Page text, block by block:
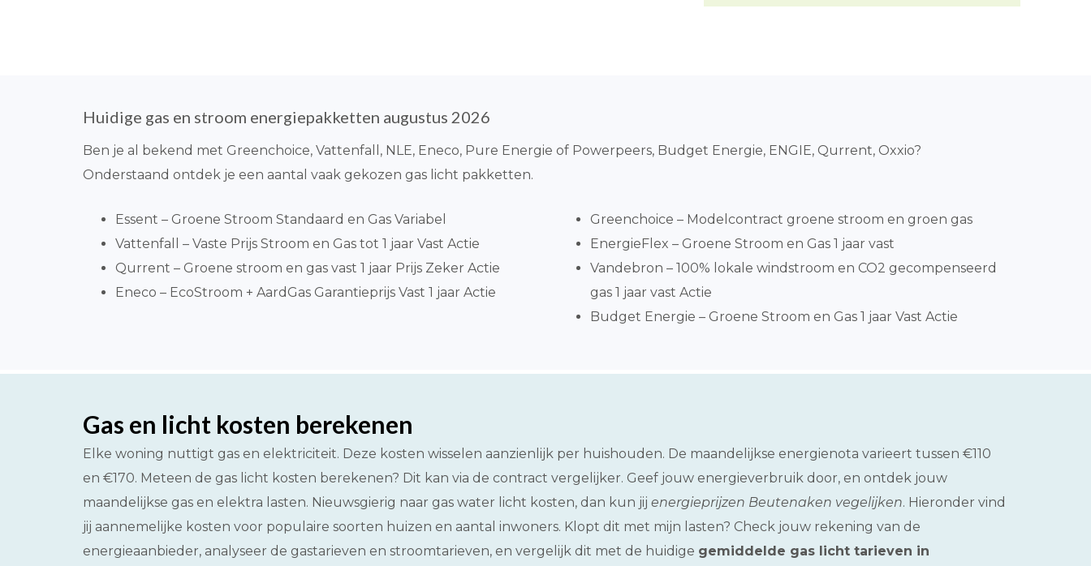
Huidige gas en stroom energiepakketten augustus 2026
Ben je al bekend met Greenchoice, Vattenfall, NLE, Eneco, Pure Energie of Powerpeers, Budget Energie, ENGIE, Qurrent, Oxxio?
Onderstaand ontdek je een aantal vaak gekozen gas licht pakketten.
Essent – Groene Stroom Standaard en Gas Variabel
Vattenfall – Vaste Prijs Stroom en Gas tot 1 jaar Vast Actie
Qurrent – Groene stroom en gas vast 1 jaar Prijs Zeker Actie
Eneco – EcoStroom + AardGas Garantieprijs Vast 1 jaar Actie
Greenchoice – Modelcontract groene stroom en groen gas
EnergieFlex – Groene Stroom en Gas 1 jaar vast
Vandebron – 100% lokale windstroom en CO2 gecompenseerd
gas 1 jaar vast Actie
Budget Energie – Groene Stroom en Gas 1 jaar Vast Actie
Gas en licht kosten berekenen
Elke woning nuttigt gas en elektriciteit. Deze kosten wisselen aanzienlijk per huishouden. De maandelijkse energienota varieert tussen €110
en €170. Meteen de gas licht kosten berekenen? Dit kan via de contract vergelijker. Geef jouw energieverbruik door, en ontdek jouw
maandelijkse gas en elektra lasten. Nieuwsgierig naar gas water licht kosten, dan kun jij energieprijzen Beutenaken vegelijken. Hieronder vind
jij aannemelijke kosten voor populaire soorten huizen en aantal inwoners. Klopt dit met mijn lasten? Check jouw rekening van de
energieaanbieder, analyseer de gastarieven en stroomtarieven, en vergelijk dit met de huidige gemiddelde gas licht tarieven in